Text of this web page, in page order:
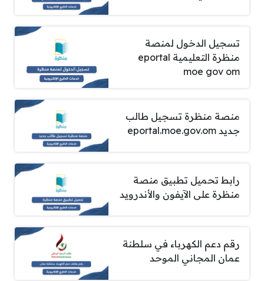
تسجيل الدخول لمنصة
منظرة التعليمية eportal
moe gov om
منصة منظرة تسجيل طالب
جديد eportal.moe.gov.om
رابط تحميل تطبيق منصة
منظرة على الآيفون والأندرويد
رقم دعم الكهرباء في سلطنة
عمان المجاني الموحد